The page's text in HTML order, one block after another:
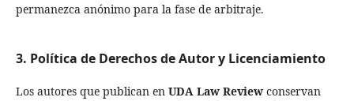
permanezca anónimo para la fase de arbitraje.
3. Política de Derechos de Autor y Licenciamiento
Los autores que publican en UDA Law Reviewconservan